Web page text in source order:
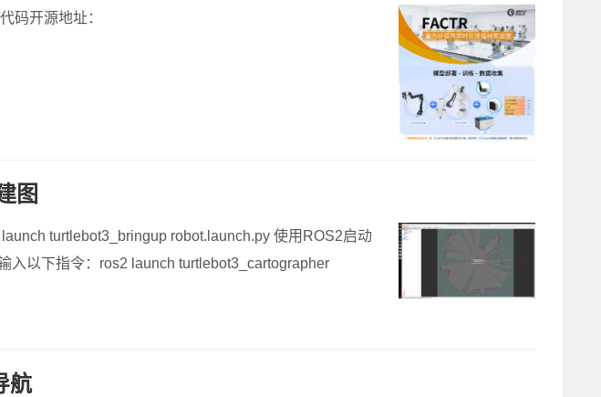
码开源地址：
图
turtlebot3_bringup robot.launch.py 使用ROS2启动
入以下指令：ros2 launch turtlebot3_cartographer
航